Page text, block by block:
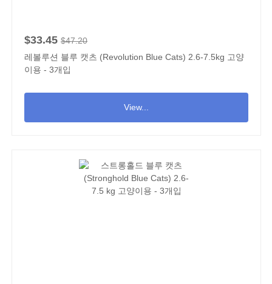
$33.45 $47.20
레볼루션 블루 캣츠 (Revolution Blue Cats) 2.6-7.5kg 고양
이용 - 3개입
View...